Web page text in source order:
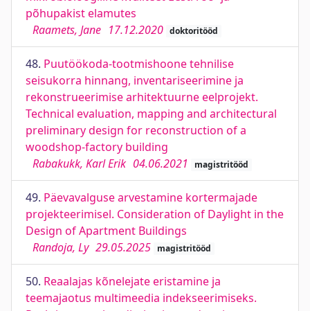
põhupakist elamutes
Raamets, Jane 17.12.2020 doktoritööd
48. Puutöökoda-tootmishoone tehnilise
seisukorra hinnang, inventariseerimine ja
rekonstrueerimise arhitektuurne eelprojekt.
Technical evaluation, mapping and architectural
preliminary design for reconstruction of a
woodshop-factory building
Rabakukk, Karl Erik 04.06.2021 magistritööd
49. Päevavalguse arvestamine kortermajade
projekteerimisel. Consideration of Daylight in the
Design of Apartment Buildings
Randoja, Ly 29.05.2025 magistritööd
50. Reaalajas kõnelejate eristamine ja
teemajaotus multimeedia indekseerimiseks.